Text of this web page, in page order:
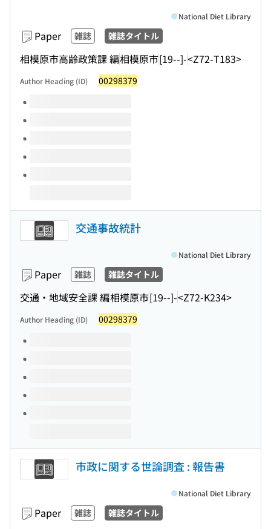
Paper 雑誌 雑誌タイトル
相模原市高齢政策課 編相模原市[19--]-<Z72-T183>
National Diet Library
Author Heading (ID) 00298379
Volumes of this title
交通事故統計
Paper 雑誌 雑誌タイトル
交通・地域安全課 編相模原市[19--]-<Z72-K234>
National Diet Library
Author Heading (ID) 00298379
Volumes of this title
市政に関する世論調査 : 報告書
Paper 雑誌 雑誌タイトル
National Diet Library